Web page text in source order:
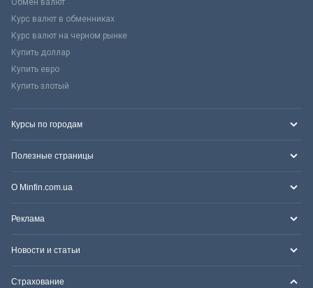
Обмен валют
Курс валют в обменниках
Курс валют на черном рынке
Купить доллар
Купить евро
Купить злотый
Курсы по городам
Полезные страницы
О Minfin.com.ua
Реклама
Новости и статьи
Страхование